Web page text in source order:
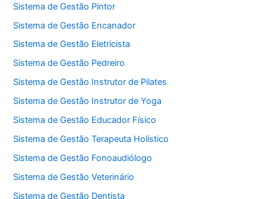
Sistema de Gestão Pintor
Sistema de Gestão Encanador
Sistema de Gestão Eletricista
Sistema de Gestão Pedreiro
Sistema de Gestão Instrutor de Pilates
Sistema de Gestão Instrutor de Yoga
Sistema de Gestão Educador Físico
Sistema de Gestão Terapeuta Holístico
Sistema de Gestão Fonoaudiólogo
Sistema de Gestão Veterinário
Sistema de Gestão Dentista